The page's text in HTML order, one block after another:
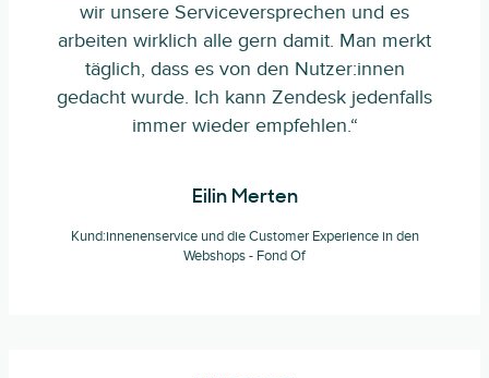
wir unsere Serviceversprechen und es
arbeiten wirklich alle gern damit. Man merkt
täglich, dass es von den Nutzer:innen
gedacht wurde. Ich kann Zendesk jedenfalls
immer wieder empfehlen.“
Eilin Merten
Kund:innenenservice und die Customer Experience in den
Webshops - Fond Of